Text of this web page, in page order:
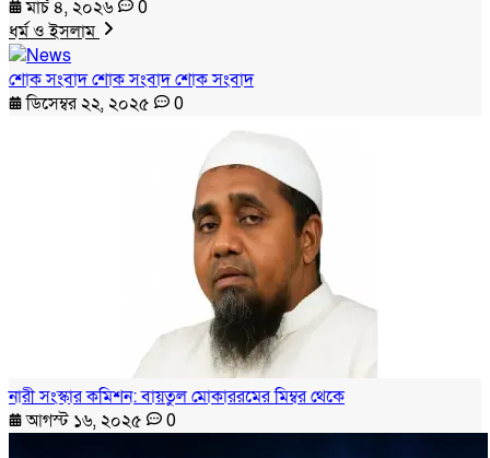
মার্চ ৪, ২০২৬
0
ধর্ম ও ইসলাম
শোক সংবাদ শোক সংবাদ শোক সংবাদ
ডিসেম্বর ২২, ২০২৫
0
নারী সংস্কার কমিশন: বায়তুল মোকাররমের মিম্বর থেকে
আগস্ট ১৬, ২০২৫
0